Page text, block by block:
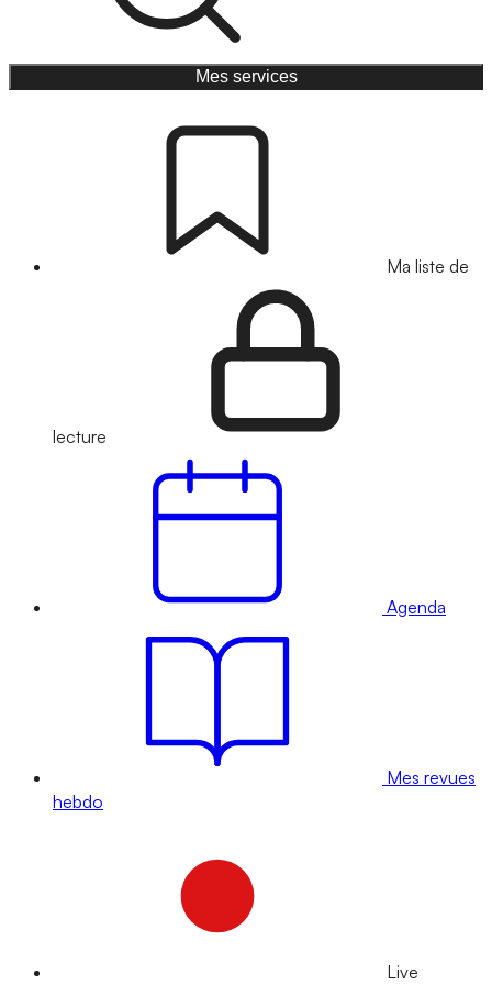
Mes services
Ma liste de
lecture
Agenda
Mes revues
hebdo
Live